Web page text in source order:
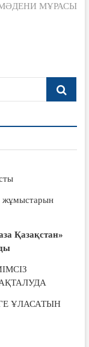
МӘДЕНИ МҰРАСЫ
жұмыстарын
Қазақстан»
ҰЛАСАТЫН